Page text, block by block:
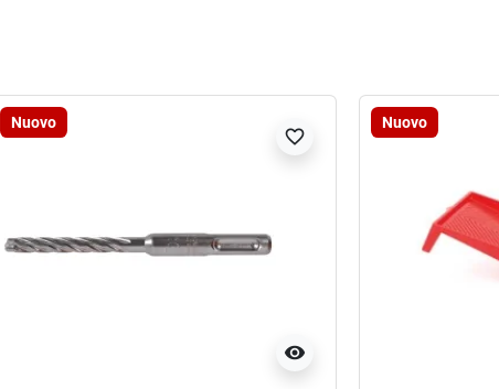
Nuovo
visibility
favorite_border
Nuovo